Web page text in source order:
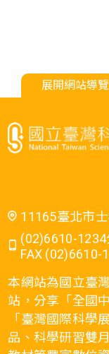
展開網站導覽
11165臺北市
(02)6610-1234
FAX (02)6610-
本網站為國立臺
站，分享「全國
「臺灣國際科學
品、科學研習雙